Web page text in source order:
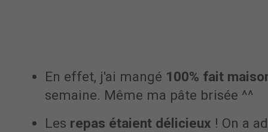
En effet, j'ai mangé 100% fait
semaine. Même ma pâte brisée ^^
Les repas étaient délicieux ! On a